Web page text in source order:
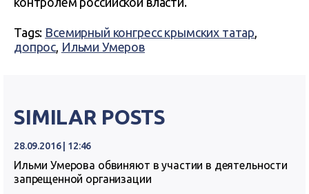
Tags: Всемирный конгресс крымских татар,
допрос, Ильми Умеров
SIMILAR POSTS
28.09.2016 | 12:46
Ильми Умерова обвиняют в участии в деятельности
запрещенной организации